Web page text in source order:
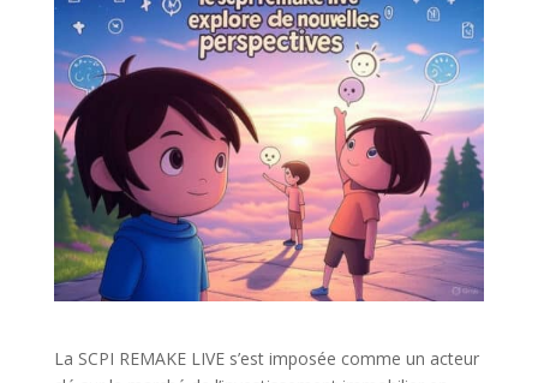
La SCPI REMAKE LIVE s’est imposée comme un acteur